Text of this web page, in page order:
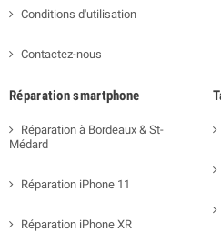
Conditions d'utilisation
Contactez-nous
Réparation smartphone
Réparation à Bordeaux & St-
Médard
Réparation iPhone 11
Réparation iPhone XR